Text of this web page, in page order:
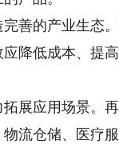
的产业生态。
降低成本、提
应用场景。再
物流仓储、医疗